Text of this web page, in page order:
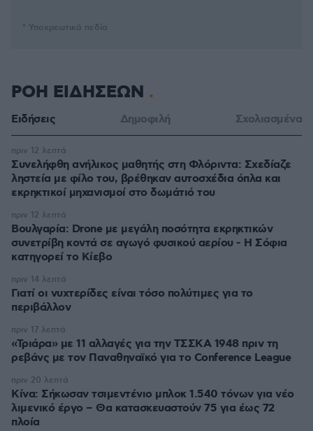
* Υποχρεωτικά πεδία
ΡΟΗ ΕΙΔΗΣΕΩΝ
Ειδήσεις Δημοφιλή Σχολιασμένα
Συνελήφθη ανήλικος μαθητής στη Φλόριντα: Σχεδίαζε
ληστεία με φίλο του, βρέθηκαν αυτοσχέδια όπλα και
εκρηκτικοί μηχανισμοί στο δωμάτιό του
πριν 12 λεπτά
Βουλγαρία: Drone με μεγάλη ποσότητα εκρηκτικών
συνετρίβη κοντά σε αγωγό φυσικού αερίου - Η Σόφια
κατηγορεί το Κίεβο
πριν 12 λεπτά
Γιατί οι νυχτερίδες είναι τόσο πολύτιμες για το
περιβάλλον
πριν 14 λεπτά
«Τριάρα» με 11 αλλαγές για την ΤΣΣΚΑ 1948 πριν τη
ρεβάνς με τον Παναθηναϊκό για το Conference League
πριν 17 λεπτά
Κίνα: Σήκωσαν τσιμεντένιο μπλοκ 1.540 τόνων για νέο
λιμενικό έργο – Θα κατασκευαστούν 75 για έως 72
πλοία
πριν 20 λεπτά